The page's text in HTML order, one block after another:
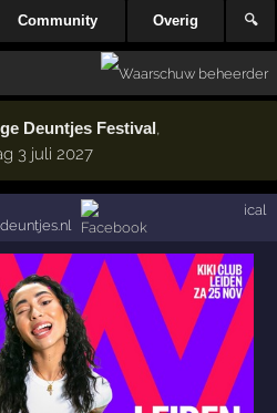
Community Overig 🔍
Deuntjes Festival,
3 juli 2027
ical